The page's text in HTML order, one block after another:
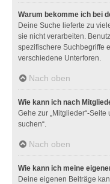
Warum bekomme ich bei
Deine Suche lieferte zu
sie nicht verarbeiten.
spezifischere Suchbegriffe
verschiedene Unterforen.
Nach oben
Wie kann ich nach
Gehe zur „Mitglieder“-
suchen“.
Nach oben
Wie kann ich meine
Deine eigenen Beiträge